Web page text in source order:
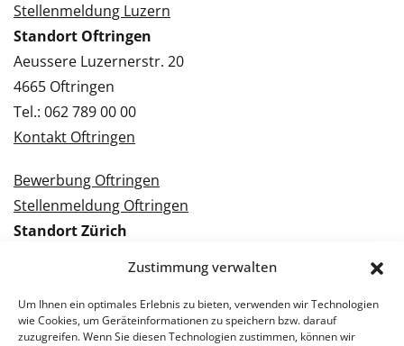
Zustimmung verwalten
Um Ihnen ein optimales Erlebnis zu bieten, verwenden wir Technologien
wie Cookies, um Geräteinformationen zu speichern bzw. darauf
zuzugreifen. Wenn Sie diesen Technologien zustimmen, können wir
Stellenmeldung Luzern
Standort Oftringen
Aeussere Luzernerstr. 20
4665 Oftringen
Tel.: 062 789 00 00
Kontakt Oftringen
Bewerbung Oftringen
Stellenmeldung Oftringen
Standort Zürich
Tel.: 043 288 38 88
Kontakt Zürich